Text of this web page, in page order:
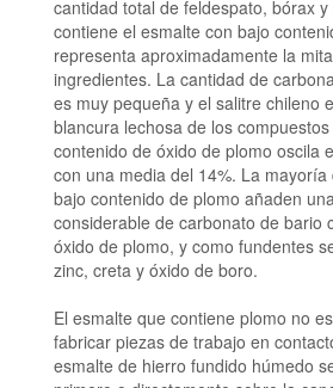
cantidad total de feldespato, bórax
contiene el esmalte con bajo
representa aproximadamente la
ingredientes. La cantidad de
es muy pequeña y el salitre chileno
blancura lechosa de los
contenido de óxido de plomo oscila
con una media del 14%. La
bajo contenido de plomo añaden
considerable de carbonato de bario
óxido de plomo, y como fundentes
zinc, creta y óxido de boro.
El esmalte que contiene plomo no
fabricar piezas de trabajo en
esmalte de hierro fundido húmedo